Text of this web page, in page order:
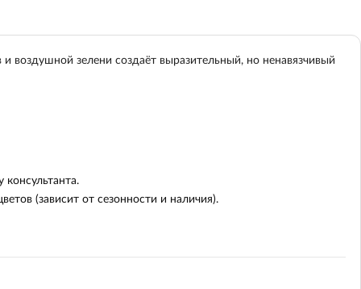
воздушной зелени создаёт выразительный, но ненавязчивый
консультанта.
(зависит от сезонности и наличия).